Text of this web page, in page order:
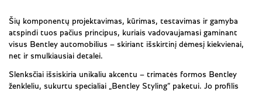
Šių komponentų projektavimas, kūrimas, testavimas ir gamyba
atspindi tuos pačius principus, kuriais vadovaujamasi gaminant
visus Bentley automobilius – skiriant išskirtinį dėmesį kiekvienai,
net ir smulkiausiai detalei.
Slenksčiai išsiskiria unikaliu akcentu – trimatės formos Bentley
ženkleliu, sukurtu specialiai „Bentley Styling“ paketui. Jo profilis